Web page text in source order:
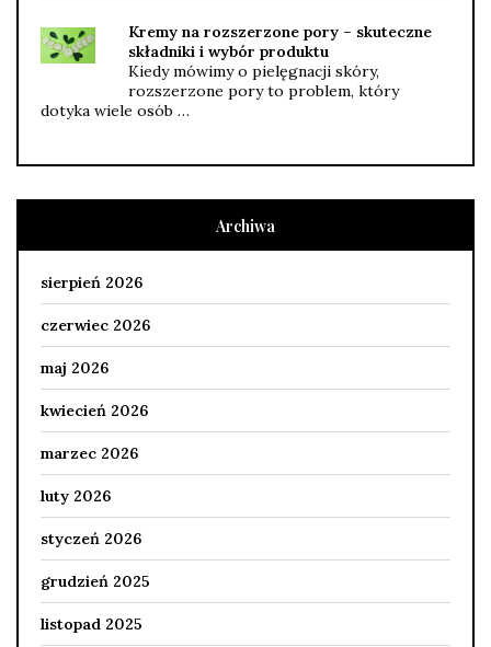
Kremy na rozszerzone pory – skuteczne
składniki i wybór produktu
Kiedy mówimy o pielęgnacji skóry,
rozszerzone pory to problem, który
dotyka wiele osób …
Archiwa
sierpień 2026
czerwiec 2026
maj 2026
kwiecień 2026
marzec 2026
luty 2026
styczeń 2026
grudzień 2025
listopad 2025